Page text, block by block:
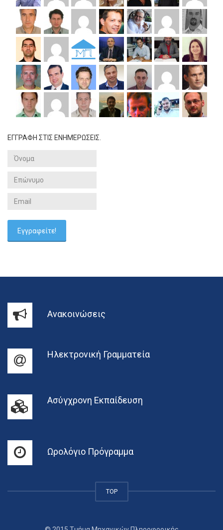
ΕΓΓΡΑΦΗ ΣΤΙΣ ΕΝΗΜΕΡΩΣΕΙΣ.
Ανακοινώσεις
Ηλεκτρονική Γραμματεία
Ασύγχρονη Εκπαίδευση
Ωρολόγιο Πρόγραμμα
TOP